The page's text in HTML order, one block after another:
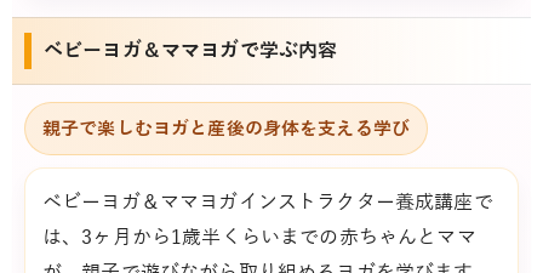
ベビーヨガ＆ママヨガで学ぶ内容
親子で楽しむヨガと産後の身体を支える学び
ベビーヨガ＆ママヨガインストラクター養成講座で
は、3ヶ月から1歳半くらいまでの赤ちゃんとママ